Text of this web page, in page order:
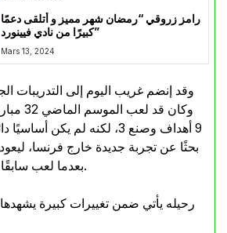
رامز زروقي “رمضان شهر مميز و أتلقى دعمًا
كبيرًا من نادي فيينورد”
Mars 13, 2024
وقد إنضم غريب اليوم إلى التدريبات
وكان قد
9 أهداف وصنع 3، لكنه لم يكن
بحثًا عن تجربة جديدة خارج فرنسا،
بعدما لعب سابقًا موسم 2020-2021.
رحيله يأتي ضمن تغييرات كبيرة